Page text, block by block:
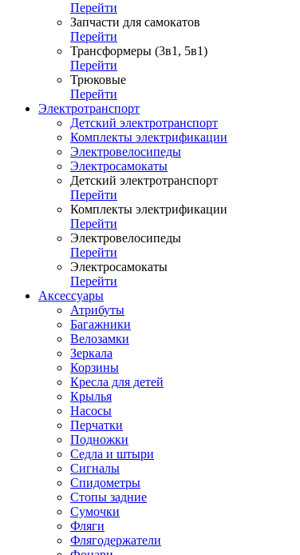
Перейти
Запчасти для самокатов
Перейти
Трансформеры (3в1, 5в1)
Перейти
Трюковые
Перейти
Электротранспорт
Детский электротранспорт
Комплекты электрификации
Электровелосипеды
Электросамокаты
Детский электротранспорт
Перейти
Комплекты электрификации
Перейти
Электровелосипеды
Перейти
Электросамокаты
Перейти
Аксессуары
Атрибуты
Багажники
Велозамки
Зеркала
Корзины
Кресла для детей
Крылья
Насосы
Перчатки
Подножки
Седла и штыри
Сигналы
Спидометры
Стопы задние
Сумочки
Фляги
Флягодержатели